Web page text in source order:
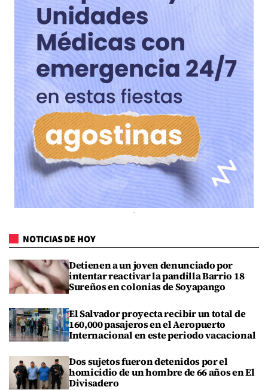
NOTICIAS DE HOY
Detienen a un joven denunciado por
intentar reactivar la pandilla Barrio 18
Sureños en colonias de Soyapango
El Salvador proyecta recibir un total de
160,000 pasajeros en el Aeropuerto
Internacional en este periodo vacacional
Dos sujetos fueron detenidos por el
homicidio de un hombre de 66 años en El
Divisadero